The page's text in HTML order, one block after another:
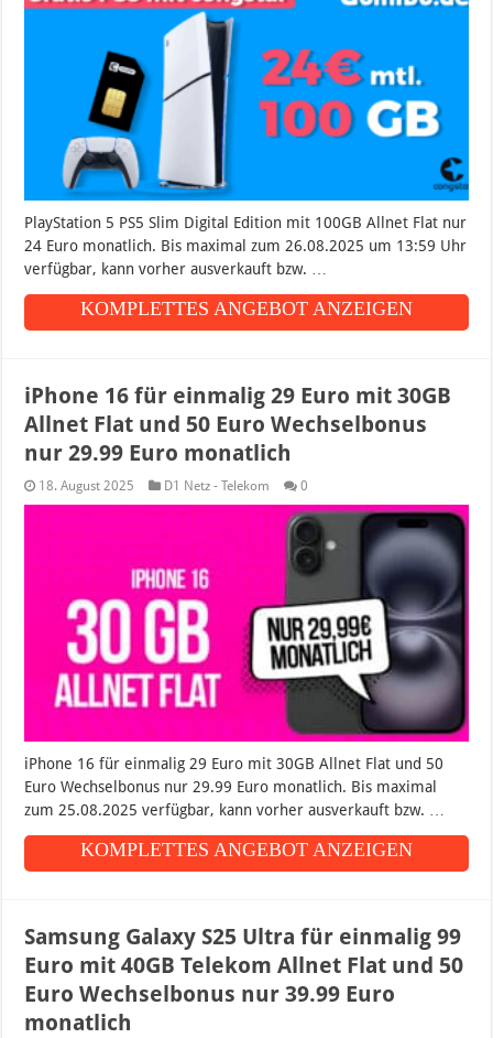
PlayStation 5 PS5 Slim Digital Edition mit 100GB Allnet Flat nur
24 Euro monatlich. Bis maximal zum 26.08.2025 um 13:59 Uhr
verfügbar, kann vorher ausverkauft bzw. …
KOMPLETTES ANGEBOT ANZEIGEN
iPhone 16 für einmalig 29 Euro mit 30GB
Allnet Flat und 50 Euro Wechselbonus
nur 29.99 Euro monatlich
18. August 2025 D1 Netz - Telekom 0
iPhone 16 für einmalig 29 Euro mit 30GB Allnet Flat und 50
Euro Wechselbonus nur 29.99 Euro monatlich. Bis maximal
zum 25.08.2025 verfügbar, kann vorher ausverkauft bzw. …
KOMPLETTES ANGEBOT ANZEIGEN
Samsung Galaxy S25 Ultra für einmalig 99
Euro mit 40GB Telekom Allnet Flat und 50
Euro Wechselbonus nur 39.99 Euro
monatlich